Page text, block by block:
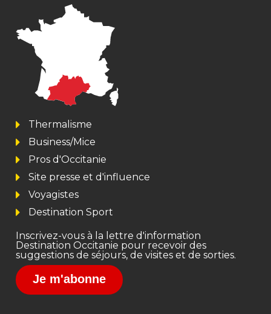
Thermalisme
Business/Mice
Pros d'Occitanie
Site presse et d'influence
Voyagistes
Destination Sport
Inscrivez-vous à la lettre d'information
Destination Occitanie pour recevoir des
suggestions de séjours, de visites et de sorties.
Je m'abonne